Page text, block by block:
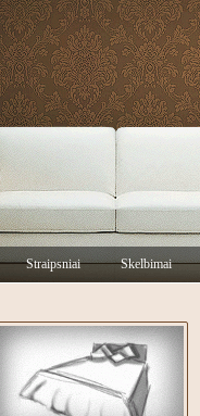
Straipsniai Skelbimai